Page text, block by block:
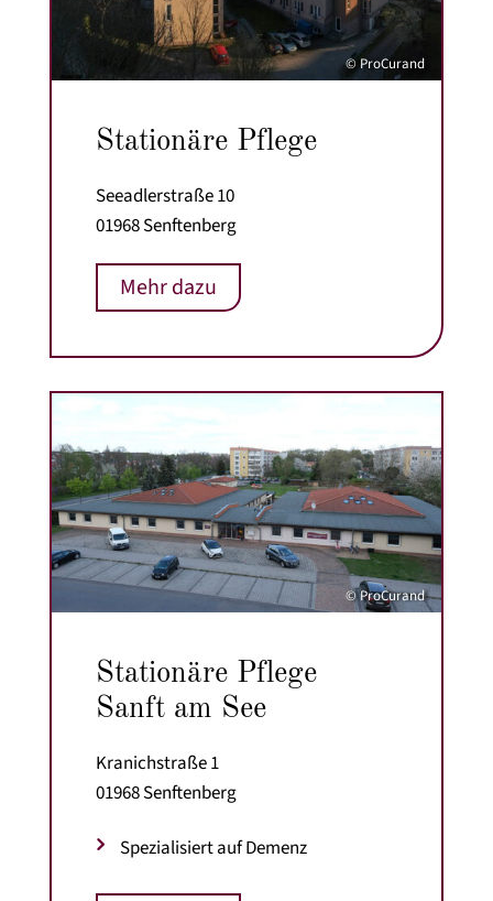
© ProCurand
Stationäre Pflege
Seeadlerstraße 10
01968 Senftenberg
Mehr dazu
© ProCurand
Stationäre Pflege
Sanft am See
Kranichstraße 1
01968 Senftenberg
Spezialisiert auf Demenz